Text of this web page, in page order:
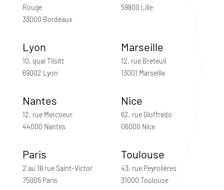
Rouge
33000 Bordeaux
59800 Lille
Lyon
10, quai Tilsitt
69002 Lyon
Marseille
12, rue Breteuil
13001 Marseille
Nantes
12, rue Mercoeur
44000 Nantes
Nice
62, rue Gioffredo
06000 Nice
Paris
2 au 18 rue Saint-Victor
75005 Paris
Toulouse
43, rue Peyrolières
31000 Toulouse